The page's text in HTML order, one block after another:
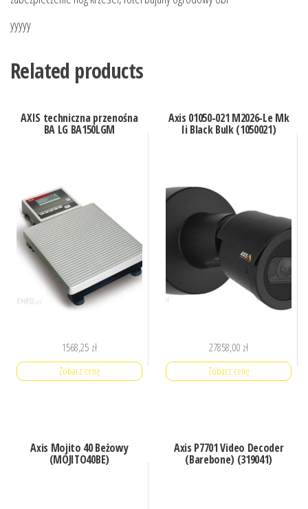
yyyyy
Related products
AXIS techniczna przenośna
BA LG BA150LGM
1568,25 zł
Zobacz cenę
Axis 01050-021 M2026-Le Mk
Ii Black Bulk (1050021)
27858,00 zł
Zobacz cenę
Axis Mojito 40 Beżowy
(MOJITO40BE)
Axis P7701 Video Decoder
(Barebone) (319041)